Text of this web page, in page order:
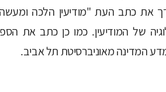
את כתב העת "מודיעין הלכה
של המודיעין. כמו כן כתב את
המדינה מאוניברסיטת תל אביב.